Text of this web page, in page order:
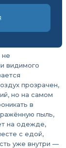
не
видимого
прозрачен,
но на самом
в
пыль,
на одежде,
с едой,
уже внутри —